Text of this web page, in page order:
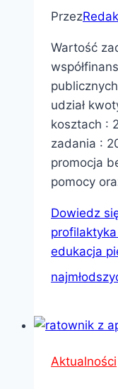
Przez
Wartość
udział
kosztach :
zadania :
promocja
pomocy
Dowiedz
edukacja
Aktualności